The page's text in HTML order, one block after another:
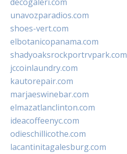
unavozparadios.com
shoes-vert.com
elbotanicopanama.com
shadyoaksrockportrvpark.com
jccoinlaundry.com
kautorepair.com
marjaeswinebar.com
elmazatlanclinton.com
ideacoffeenyc.com
odieschillicothe.com
lacantinitagalesburg.com